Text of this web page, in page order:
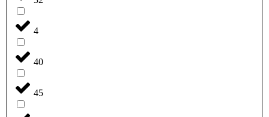
4
40
45